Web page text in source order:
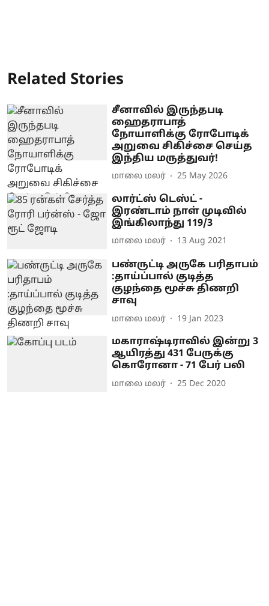
Related Stories
சீனாவில் இருந்தபடி
ஹைதராபாத்
நோயாளிக்கு ரோபோடிக்
அறுவை சிகிச்சை செய்த
இந்திய மருத்துவர்!
மாலை மலர் 25 May 2026
லார்ட்ஸ் டெஸ்ட் -
இரண்டாம் நாள் முடிவில்
இங்கிலாந்து 119/3
மாலை மலர் 13 Aug 2021
பண்ருட்டி அருகே பரிதாபம்
:தாய்ப்பால் குடித்த
குழந்தை மூச்சு திணறி
சாவு
மாலை மலர் 19 Jan 2023
மகாராஷ்டிராவில் இன்று 3
ஆயிரத்து 431 பேருக்கு
கொரோனா - 71 பேர் பலி
மாலை மலர் 25 Dec 2020